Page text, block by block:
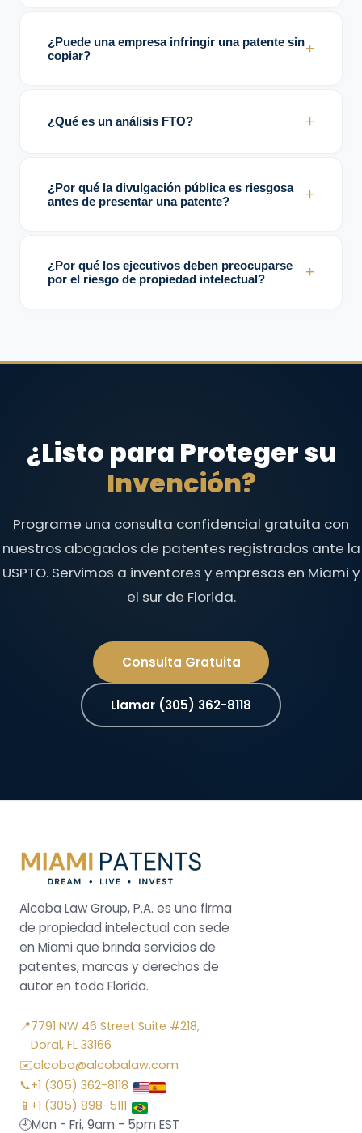
derechos de autor y otros activos
¿Puede una empresa infringir una patente sin
copiar?
+
independientemente.
¿Qué es un análisis FTO? +
sin infringir derechos de terceros.
¿Por qué la divulgación pública es riesgosa
antes de presentar una patente?
+
países.
¿Por qué los ejecutivos deben preocuparse
por el riesgo de propiedad intelectual?
+
¿Listo para Proteger su
Invención?
Programe una consulta confidencial gratuita con
nuestros abogados de patentes registrados ante la
USPTO. Servimos a inventores y empresas en Miami y
el sur de Florida.
Consulta Gratuita
Llamar (305) 362-8118
Alcoba Law Group, P.A. es una firma
de propiedad intelectual con sede
en Miami que brinda servicios de
patentes, marcas y derechos de
autor en toda Florida.
📍7791 NW 46 Street Suite #218,
Doral, FL 33166
✉️alcoba@alcobalaw.com
📞+1 (305) 362-8118
📱 +1 (305) 898-5111
🕘Mon - Fri, 9am - 5pm EST